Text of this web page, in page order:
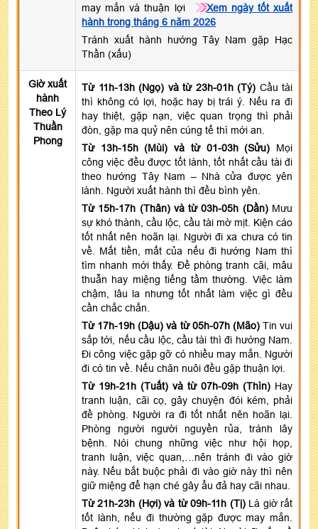
may mắn và thuận lợi
Xem ngày tốt xuất
hành trong tháng 6 năm 2026
Tránh xuất hành hướng Tây Nam gặp Hạc
Thần (xấu)
Giờ xuất
hành
Theo Lý
Thuần
Phong
Từ 11h-13h (Ngọ) và từ 23h-01h (Tý) Cầu tài
thì không có lợi, hoặc hay bị trái ý. Nếu ra đi
hay thiệt, gặp nạn, việc quan trọng thì phải
đòn, gặp ma quỷ nên cúng tế thì mới an.
Từ 13h-15h (Mùi) và từ 01-03h (Sửu)
Mọi
công việc đều được tốt lành, tốt nhất cầu tài đi
theo hướng Tây Nam – Nhà cửa được yên
lành. Người xuất hành thì đều bình yên.
Từ 15h-17h (Thân) và từ 03h-05h (Dần) Mưu
sự khó thành, cầu lộc, cầu tài mờ mịt. Kiện cáo
tốt nhất nên hoãn lại. Người đi xa chưa có tin
về. Mất tiền, mất của nếu đi hướng Nam thì
tìm nhanh mới thấy. Đề phòng tranh cãi, mâu
thuẫn hay miệng tiếng tầm thường. Việc làm
chậm, lâu la nhưng tốt nhất làm việc gì đều
cần chắc chắn.
Từ 17h-19h (Dậu) và từ 05h-07h (Mão) Tin vui
sắp tới, nếu cầu lộc, cầu tài thì đi hướng Nam.
Đi công việc gặp gỡ có nhiều may mắn. Người
đi có tin về. Nếu chăn nuôi đều gặp thuận lợi.
Từ 19h-21h (Tuất) và từ 07h-09h (Thìn) Hay
tranh luận, cãi cọ, gây chuyện đói kém, phải
đề phòng. Người ra đi tốt nhất nên hoãn lại.
Phòng người người nguyền rủa, tránh lây
bệnh. Nói chung những việc như hội họp,
tranh luận, việc quan,…nên tránh đi vào giờ
này. Nếu bắt buộc phải đi vào giờ này thì nên
giữ miệng để hạn ché gây ẩu đả hay cãi nhau.
Từ 21h-23h (Hợi) và từ 09h-11h (Tị) Là giờ rất
tốt lành, nếu đi thường gặp được may mắn.